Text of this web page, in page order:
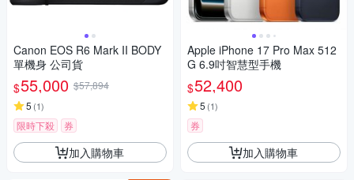
Canon EOS R6 Mark II BODY
單機身 公司貨
$55,000 $57,894
5 (1)
限時下殺 券
加入購物車
Apple iPhone 17 Pro Max 512
G 6.9吋智慧型手機
$52,400
5 (1)
券
加入購物車